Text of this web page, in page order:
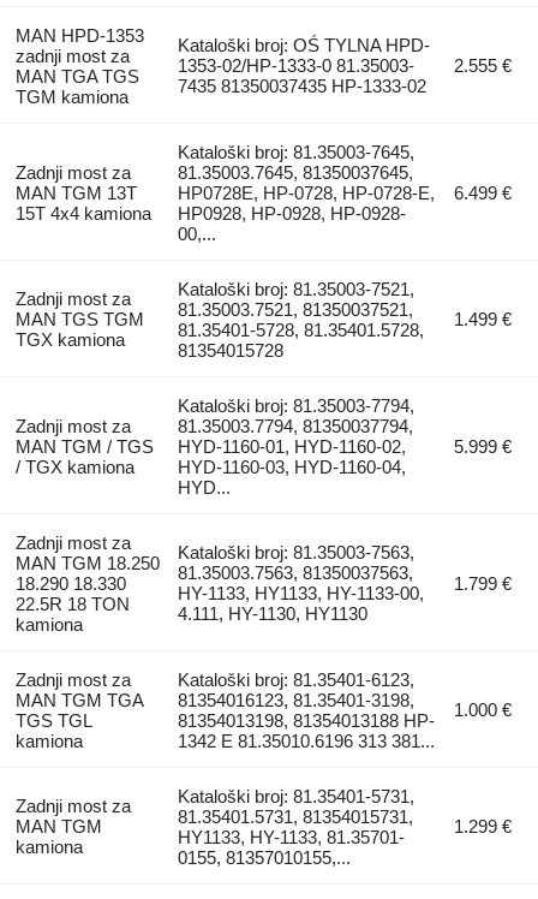
MAN HPD-1353
zadnji most za
MAN TGA TGS
TGM kamiona
Kataloški broj: OŚ TYLNA HPD-
1353-02/HP-1333-0 81.35003-
7435 81350037435 HP-1333-02
2.555 €
Zadnji most za
MAN TGM 13T
15T 4x4 kamiona
Kataloški broj: 81.35003-7645,
81.35003.7645, 81350037645,
HP0728E, HP-0728, HP-0728-E,
HP0928, HP-0928, HP-0928-
00,...
6.499 €
Zadnji most za
MAN TGS TGM
TGX kamiona
Kataloški broj: 81.35003-7521,
81.35003.7521, 81350037521,
81.35401-5728, 81.35401.5728,
81354015728
1.499 €
Zadnji most za
MAN TGM / TGS
/ TGX kamiona
Kataloški broj: 81.35003-7794,
81.35003.7794, 81350037794,
HYD-1160-01, HYD-1160-02,
HYD-1160-03, HYD-1160-04,
HYD...
5.999 €
Zadnji most za
MAN TGM 18.250
18.290 18.330
22.5R 18 TON
kamiona
Kataloški broj: 81.35003-7563,
81.35003.7563, 81350037563,
HY-1133, HY1133, HY-1133-00,
4.111, HY-1130, HY1130
1.799 €
Zadnji most za
MAN TGM TGA
TGS TGL
kamiona
Kataloški broj: 81.35401-6123,
81354016123, 81.35401-3198,
81354013198, 81354013188 HP-
1342 E 81.35010.6196 313 381...
1.000 €
Zadnji most za
MAN TGM
kamiona
Kataloški broj: 81.35401-5731,
81.35401.5731, 81354015731,
HY1133, HY-1133, 81.35701-
0155, 81357010155,...
1.299 €